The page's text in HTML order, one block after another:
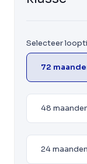
Selecteer
72
48
24 maanden